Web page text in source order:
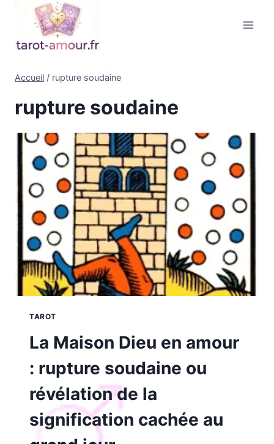
contenu
Accueil / rupture soudaine
rupture soudaine
TAROT
La Maison Dieu en amour
: rupture soudaine ou
révélation de la
signification cachée au